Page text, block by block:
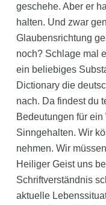
geschehe. Aber er
halten. Und zwar
Glaubensrichtung
noch? Schlage mal
ein beliebiges
Dictionary die
nach. Da findest du
Bedeutungen für
Sinngehalten. Wir
nehmen. Wir
Heiliger Geist uns
Schriftverständnis
aktuelle